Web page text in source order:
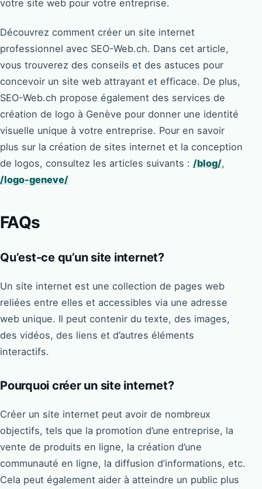
votre site web pour votre entreprise.
Découvrez comment créer un site internet
professionnel avec SEO-Web.ch. Dans cet article,
vous trouverez des conseils et des astuces pour
concevoir un site web attrayant et efficace. De plus,
SEO-Web.ch propose également des services de
création de logo à Genève pour donner une identité
visuelle unique à votre entreprise. Pour en savoir
plus sur la création de sites internet et la conception
de logos, consultez les articles suivants : /blog/,
/logo-geneve/
FAQs
Qu’est-ce qu’un site internet?
Un site internet est une collection de pages web
reliées entre elles et accessibles via une adresse
web unique. Il peut contenir du texte, des images,
des vidéos, des liens et d’autres éléments
interactifs.
Pourquoi créer un site internet?
Créer un site internet peut avoir de nombreux
objectifs, tels que la promotion d’une entreprise, la
vente de produits en ligne, la création d’une
communauté en ligne, la diffusion d’informations, etc.
Cela peut également aider à atteindre un public plus